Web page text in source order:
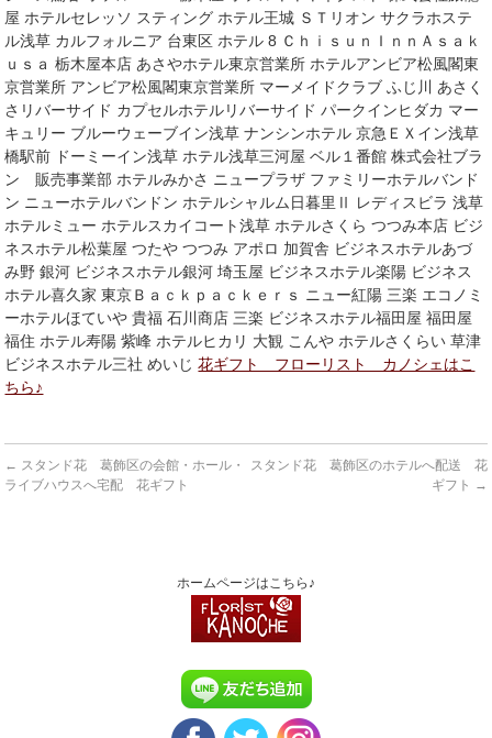
屋 ホテルセレッソ スティング ホテル王城 ＳＴリオン サクラホステ
ル浅草 カルフォルニア 台東区 ホテル 8 ＣｈｉｓｕｎＩｎｎＡｓａｋ
ｕｓａ 栃木屋本店 あさやホテル東京営業所 ホテルアンビア松風閣東
京営業所 アンビア松風閣東京営業所 マーメイドクラブ ふじ川 あさく
さリバーサイド カプセルホテルリバーサイド パークインヒダカ マー
キュリー ブルーウェーブイン浅草 ナンシンホテル 京急ＥＸイン浅草
橋駅前 ドーミーイン浅草 ホテル浅草三河屋 ベル１番館 株式会社ブラ
ン 販売事業部 ホテルみかさ ニュープラザ ファミリーホテルバンド
ン ニューホテルバンドン ホテルシャルム日暮里Ⅱ レディスビラ 浅草
ホテルミュー ホテルスカイコート浅草 ホテルさくら つつみ本店 ビジ
ネスホテル松葉屋 つたや つつみ アポロ 加賀舎 ビジネスホテルあづ
み野 銀河 ビジネスホテル銀河 埼玉屋 ビジネスホテル楽陽 ビジネス
ホテル喜久家 東京Ｂａｃｋｐａｃｋｅｒｓ ニュー紅陽 三楽 エコノミ
ーホテルほていや 貴福 石川商店 三楽 ビジネスホテル福田屋 福田屋
福住 ホテル寿陽 紫峰 ホテルヒカリ 大観 こんや ホテルさくらい 草津
ビジネスホテル三社 めいじ花ギフト フローリスト カノシェはこ
ちら♪
← スタンド花 葛飾区の会館・ホール・
ライブハウスへ宅配 花ギフト
スタンド花 葛飾区のホテルへ配送 花
ギフト →
ホームページはこちら♪